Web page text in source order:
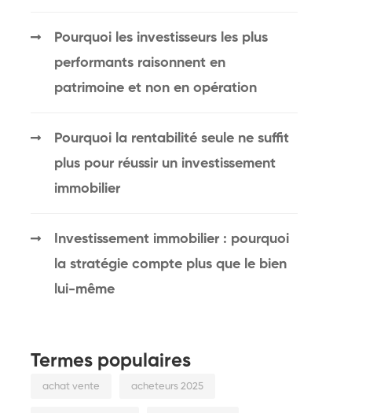
Pourquoi les investisseurs les plus
performants raisonnent en
patrimoine et non en opération
Pourquoi la rentabilité seule ne suffit
plus pour réussir un investissement
immobilier
Investissement immobilier : pourquoi
la stratégie compte plus que le bien
lui-même
Termes populaires
achat vente acheteurs 2025